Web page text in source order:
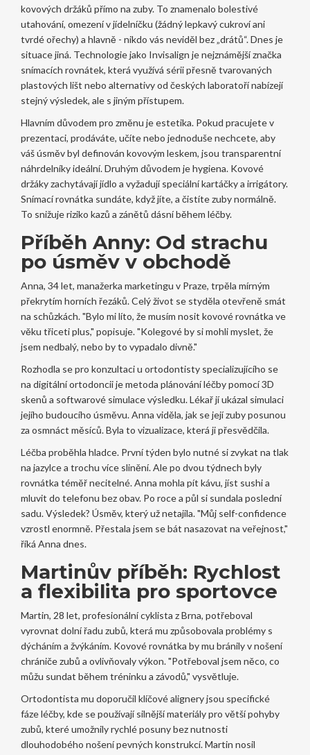
kovových držáků přímo na zuby. To znamenalo bolestivé
utahování, omezení v jídelníčku (žádný lepkavý cukroví ani
tvrdé ořechy) a hlavně - nikdo vás neviděl bez „drátů“. Dnes je
situace jiná. Technologie jako Invisalign jenejznámější značka
snímacích rovnátek, která využívá sérii přesně tvarovaných
plastových lišt nebo alternativy od českých laboratoří nabízejí
stejný výsledek, ale s jiným přístupem.
Hlavním důvodem pro změnu je estetika. Pokud pracujete v
prezentaci, prodáváte, učíte nebo jednoduše nechcete, aby
váš úsměv byl definován kovovým leskem, jsou transparentní
náhrdelníky ideální. Druhým důvodem je hygiena. Kovové
držáky zachytávají jídlo a vyžadují speciální kartáčky a irrigátory.
Snímací rovnátka sundáte, když jíte, a čistíte zuby normálně.
To snižuje riziko kazů a zánětů dásní během léčby.
Příběh Anny: Od strachu
po úsměv v obchodě
Anna, 34 let, manažerka marketingu v Praze, trpěla mírným
překrytím horních řezáků. Celý život se styděla otevřeně smát
na schůzkách. "Bylo mi líto, že musím nosit kovové rovnátka ve
věku třiceti plus," popisuje. "Kolegové by si mohli myslet, že
jsem nedbalý, nebo by to vypadalo divně."
Rozhodla se pro konzultaci u ortodontisty specializujícího se
na digitální ortodonciijemetoda plánování léčby pomocí 3D
skenů a softwarové simulace výsledku. Lékař jí ukázal simulaci
jejího budoucího úsměvu. Anna viděla, jak se její zuby posunou
za osmnáct měsíců. Byla to vizualizace, která ji přesvědčila.
Léčba proběhla hladce. První týden bylo nutné si zvykat na tlak
na jazylce a trochu více slinění. Ale po dvou týdnech byly
rovnátka téměř necitelné. Anna mohla pít kávu, jíst sushi a
mluvit do telefonu bez obav. Po roce a půl si sundala poslední
sadu. Výsledek? Úsměv, který už netajila. "Můj self-confidence
vzrostl enormně. Přestala jsem se bát nasazovat na veřejnost,"
říká Anna dnes.
Martinův příběh: Rychlost
a flexibilita pro sportovce
Martin, 28 let, profesionální cyklista z Brna, potřeboval
vyrovnat dolní řadu zubů, která mu způsobovala problémy s
dýcháním a žvýkáním. Kovové rovnátka by mu bránily v nošení
chrániče zubů a ovlivňovaly výkon. "Potřeboval jsem něco, co
můžu sundat během tréninku a závodů," vysvětluje.
Ortodontista mu doporučil klíčové aligneryjsou specifické
fáze léčby, kde se používají silnější materiály pro větší pohyby
zubů, které umožnily rychlé posuny bez nutnosti
dlouhodobého nošení pevných konstrukcí. Martin nosil